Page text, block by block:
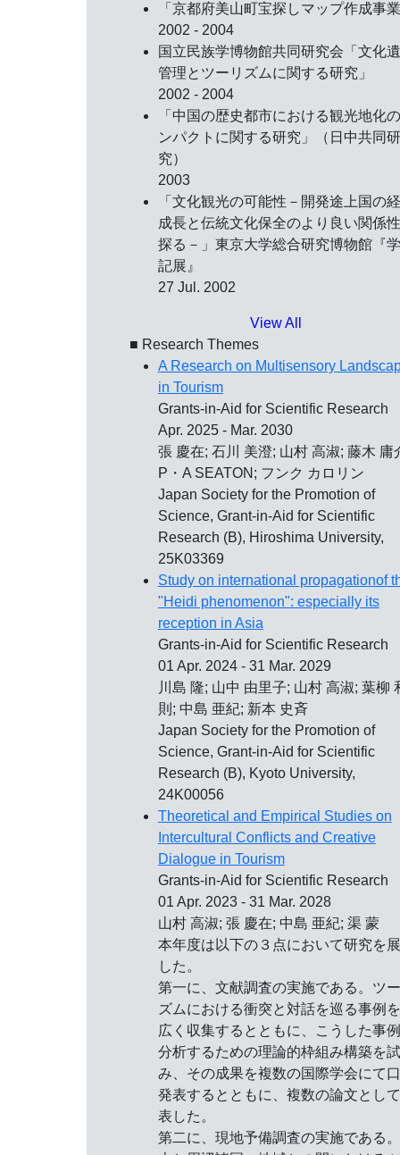
「京都府美山町宝探しマップ作成事
2002 - 2004
国立民族学博物館共同研究会「文化
管理とツーリズムに関する研究」
2002 - 2004
「中国の歴史都市における観光地化
ンパクトに関する研究」（日中共同研
究）
2003
「文化観光の可能性－開発途上国の
成長と伝統文化保全のより良い関係
探る－」東京大学総合研究博物館『
記展』
27 Jul. 2002
View All
■ Research Themes
A Research on Multisensory
in Tourism
Grants-in-Aid for Scientific Research
Apr. 2025 - Mar. 2030
張 慶在; 石川 美澄; 山村 高淑; 藤木 庸
P・A SEATON; フンク カロリン
Japan Society for the Promotion of
Science, Grant-in-Aid for Scientific
Research (B), Hiroshima University,
25K03369
Study on international propagationof
"Heidi phenomenon": especially its
reception in Asia
Grants-in-Aid for Scientific Research
01 Apr. 2024 - 31 Mar. 2029
川島 隆; 山中 由里子; 山村 高淑; 葉柳
則; 中島 亜紀; 新本 史斉
Japan Society for the Promotion of
Science, Grant-in-Aid for Scientific
Research (B), Kyoto University,
24K00056
Theoretical and Empirical Studies on
Intercultural Conflicts and Creative
Dialogue in Tourism
Grants-in-Aid for Scientific Research
01 Apr. 2023 - 31 Mar. 2028
山村 高淑; 張 慶在; 中島 亜紀; 渠 蒙
本年度は以下の３点において研究を
した。
第一に、文献調査の実施である。ツ
ズムにおける衝突と対話を巡る事例
広く収集するとともに、こうした事
分析するための理論的枠組み構築を試
み、その成果を複数の国際学会にて
発表するとともに、複数の論文とし
表した。
第二に、現地予備調査の実施である